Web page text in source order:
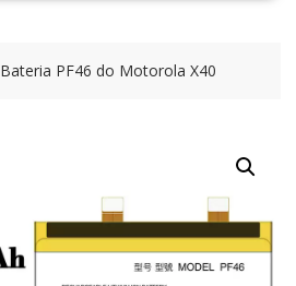
Bateria PF46 do Motorola X40